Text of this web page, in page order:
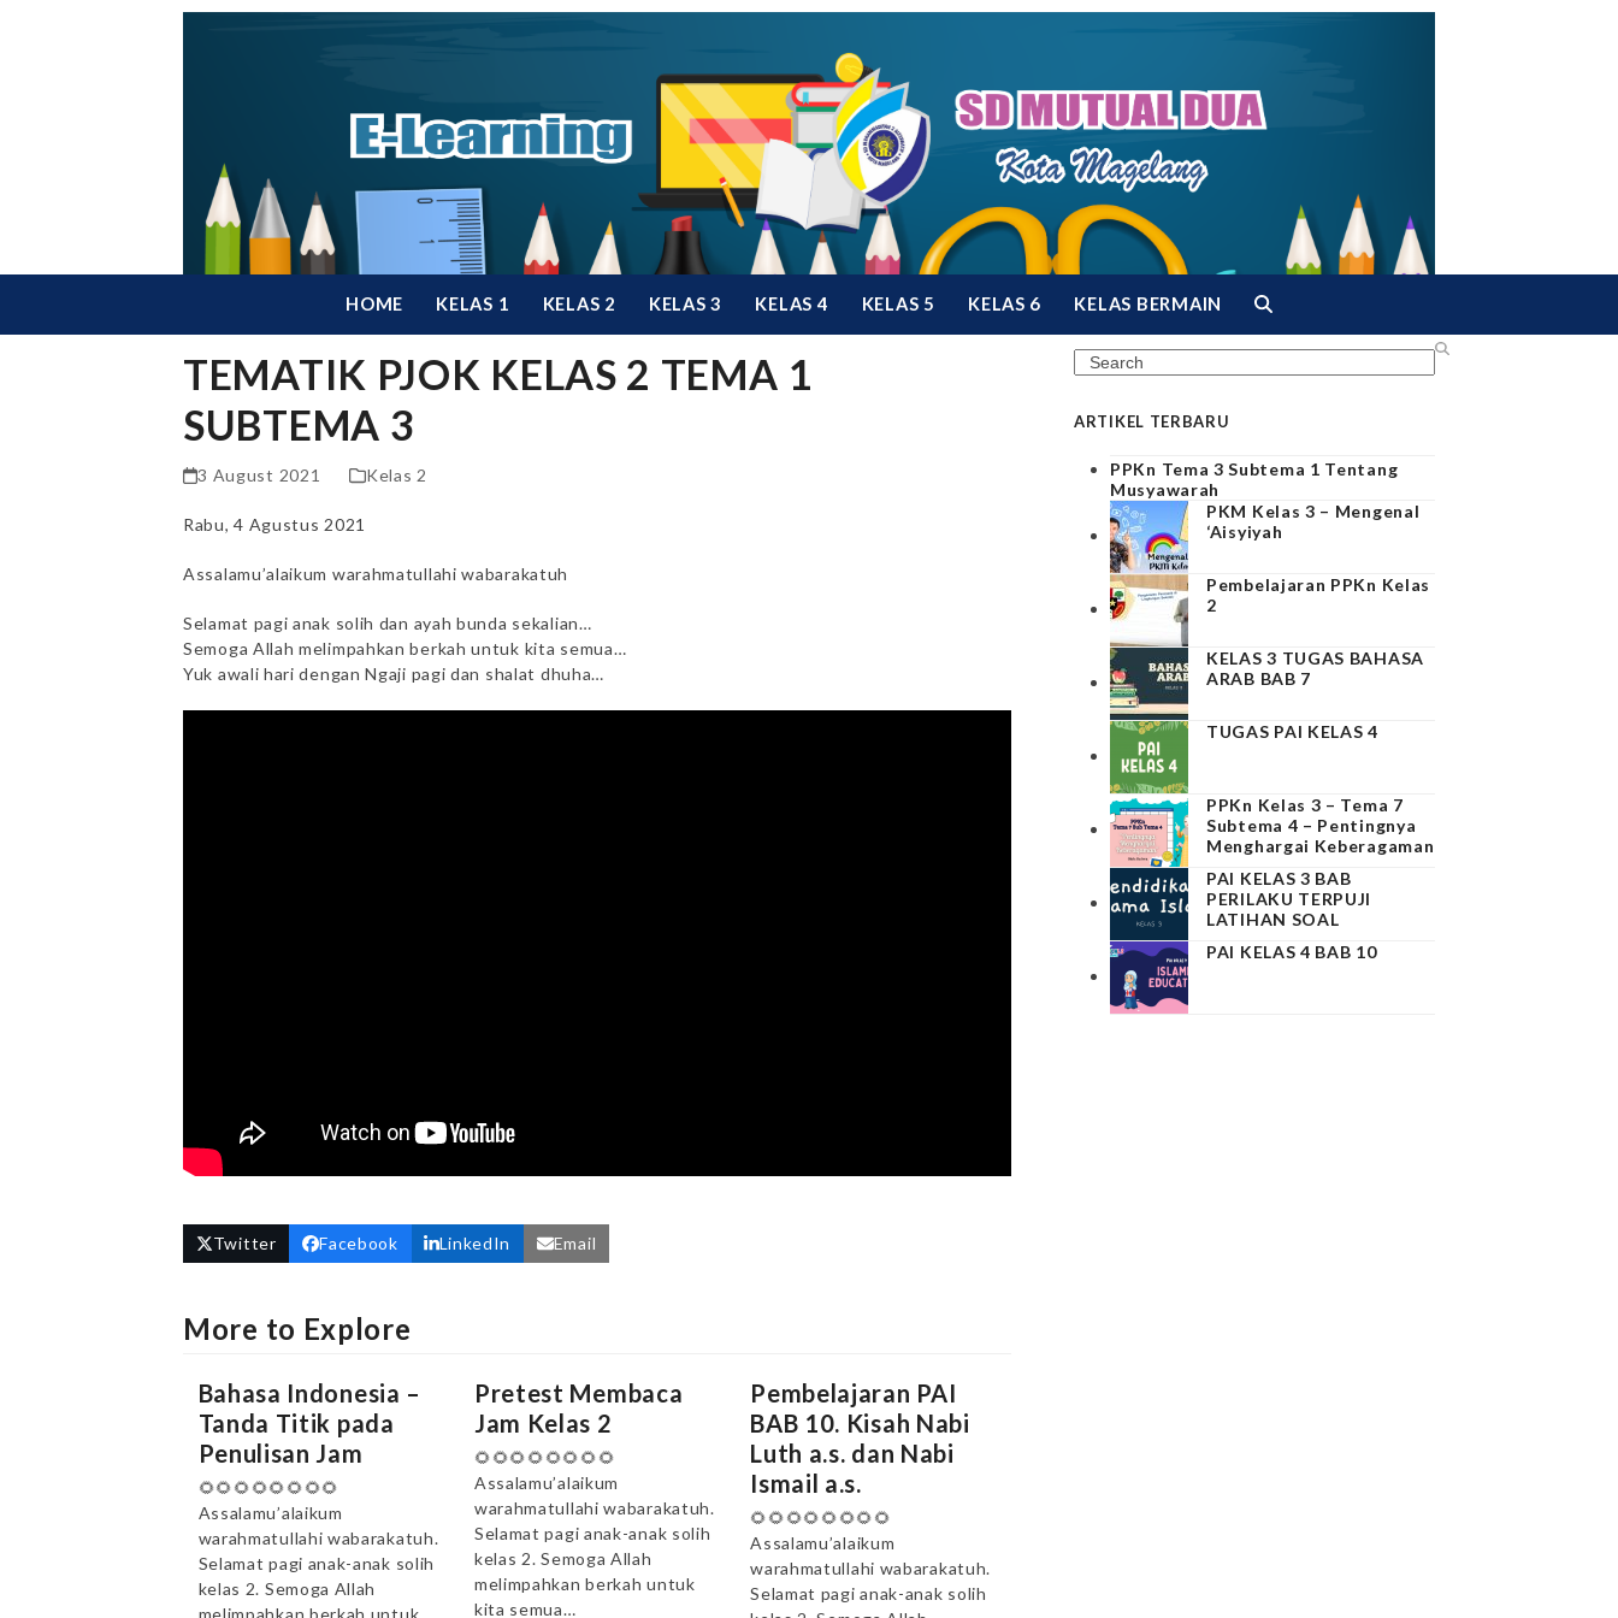
HOME KELAS 1 KELAS 2 KELAS 3 KELAS 4 KELAS 5 KELAS 6 KELAS BERMAIN
TEMATIK PJOK KELAS 2 TEMA 1
SUBTEMA 3
3 August 2021 Kelas 2
Rabu, 4 Agustus 2021
Assalamu’alaikum warahmatullahi wabarakatuh
Selamat pagi anak solih dan ayah bunda sekalian…
Semoga Allah melimpahkan berkah untuk kita semua…
Yuk awali hari dengan Ngaji pagi dan shalat dhuha…
Twitter Facebook LinkedIn Email
More to Explore
Bahasa Indonesia –
Tanda Titik pada
Penulisan Jam
🌻🌻🌻🌻🌻🌻🌻🌻
Assalamu’alaikum
warahmatullahi wabarakatuh.
Selamat pagi anak-anak solih
kelas 2. Semoga Allah
melimpahkan berkah untuk
Pretest Membaca
Jam Kelas 2
🌻🌻🌻🌻🌻🌻🌻🌻
Assalamu’alaikum
warahmatullahi wabarakatuh.
Selamat pagi anak-anak solih
kelas 2. Semoga Allah
melimpahkan berkah untuk
kita semua…
Pembelajaran PAI
BAB 10. Kisah Nabi
Luth a.s. dan Nabi
Ismail a.s.
🌻🌻🌻🌻🌻🌻🌻🌻
Assalamu’alaikum
warahmatullahi wabarakatuh.
Selamat pagi anak-anak solih
Search
ARTIKEL TERBARU
PPKn Tema 3 Subtema 1 Tentang
Musyawarah
PKM Kelas 3 – Mengenal
‘Aisyiyah
Pembelajaran PPKn Kelas
2
KELAS 3 TUGAS BAHASA
ARAB BAB 7
TUGAS PAI KELAS 4
PPKn Kelas 3 – Tema 7
Subtema 4 – Pentingnya
Menghargai Keberagaman
PAI KELAS 3 BAB
PERILAKU TERPUJI
LATIHAN SOAL
PAI KELAS 4 BAB 10